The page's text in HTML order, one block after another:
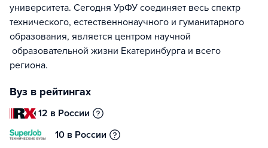
университета. Сегодня УрФУ соединяет весь спектр
технического, естественнонаучного и гуманитарного
образования, является центром научной
образовательной жизни Екатеринбурга и всего
региона.
Вуз в рейтингах
12 в России
10 в России